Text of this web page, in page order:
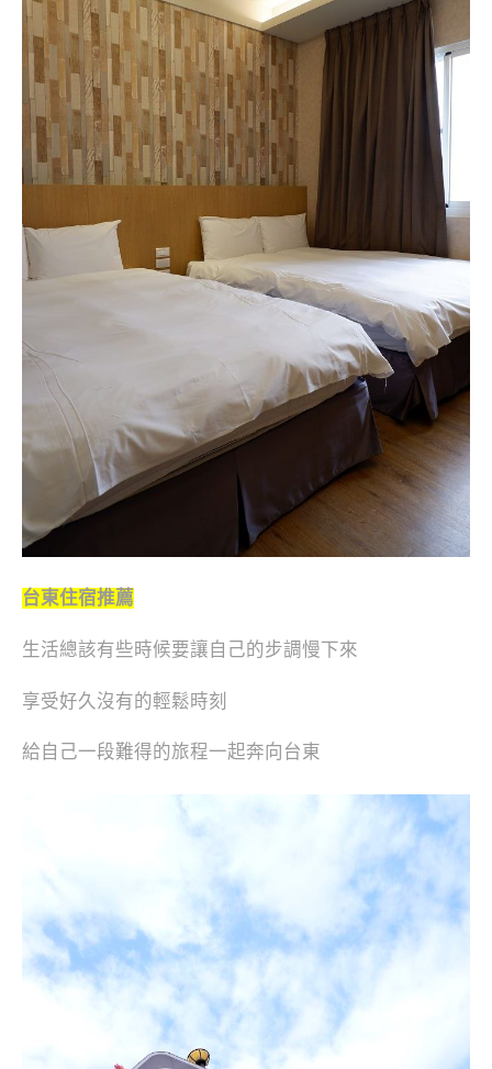
台東住宿推薦
生活總該有些時候要讓自己的步調慢下來
享受好久沒有的輕鬆時刻
給自己一段難得的旅程一起奔向台東